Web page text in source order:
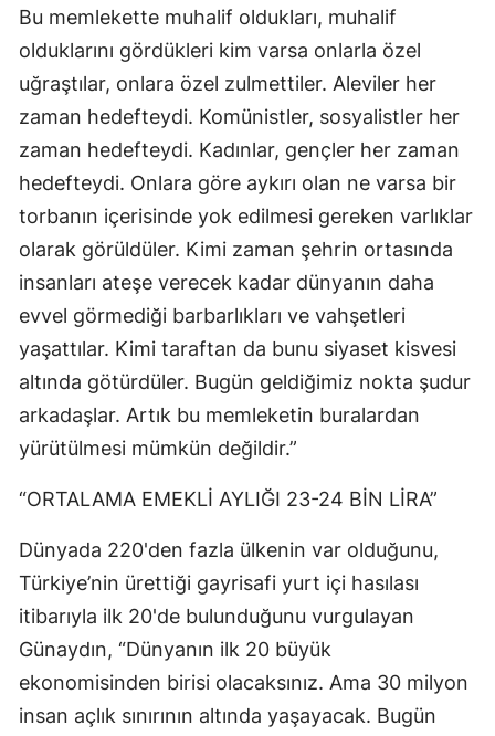
Bu memlekette muhalif oldukları, muhalif
olduklarını gördükleri kim varsa onlarla özel
uğraştılar, onlara özel zulmettiler. Aleviler her
zaman hedefteydi. Komünistler, sosyalistler her
zaman hedefteydi. Kadınlar, gençler her zaman
hedefteydi. Onlara göre aykırı olan ne varsa bir
torbanın içerisinde yok edilmesi gereken varlıklar
olarak görüldüler. Kimi zaman şehrin ortasında
insanları ateşe verecek kadar dünyanın daha
evvel görmediği barbarlıkları ve vahşetleri
yaşattılar. Kimi taraftan da bunu siyaset kisvesi
altında götürdüler. Bugün geldiğimiz nokta şudur
arkadaşlar. Artık bu memleketin buralardan
yürütülmesi mümkün değildir.”
“ORTALAMA EMEKLİ AYLIĞI 23-24 BİN LİRA”
Dünyada 220'den fazla ülkenin var olduğunu,
Türkiye’nin ürettiği gayrisafi yurt içi hasılası
itibarıyla ilk 20'de bulunduğunu vurgulayan
Günaydın, “Dünyanın ilk 20 büyük
ekonomisinden birisi olacaksınız. Ama 30 milyon
insan açlık sınırının altında yaşayacak. Bugün